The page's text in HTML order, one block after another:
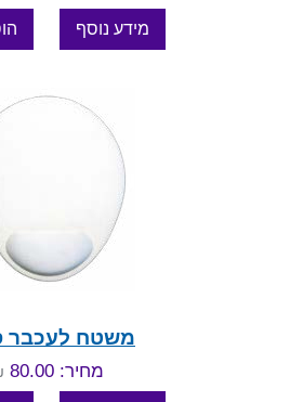
משטח לעכבר
מחיר: 80.00